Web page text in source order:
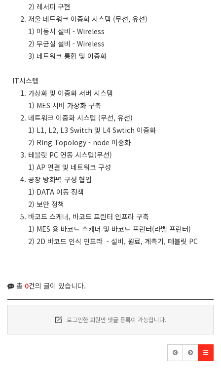
2) 레서피 구현
2. 저울 네트워크 이중화 시스템 (무선, 유선)
1) 이동시 설비 - Wireless
2) 무균실 설비 - Wireless
3) 네트워크 통합 및 이중화
IT시스템
1. 가상화 및 이중화 서버 시스템
1) MES 서버 가상화 구축
2. 네트워크 이중화 시스템 (무선, 유선)
1) L1, L2, L3 Switch 및 L4 Swtich 이중화
2) Ring Topology - node 이중화
3. 테블릿 PC 연동 시스템(무선)
1) AP 연결 및 네트워크 구성
4. 공장 방화벽 구성 협업
1) DATA 이동 정책
2) 보안 정책
5. 바코드 스케너, 바코드 프린터 인프라 구축
1) MES 용 바코드 스캐너 및 바코드 프린터(라벨 프린터)
2) 2D 바코드 인식 인프라 - 설비, 원료, 계측기, 테블릿 PC
총 0건의 글이 있습니다.
로그인한 회원만 댓글 등록이 가능합니다.